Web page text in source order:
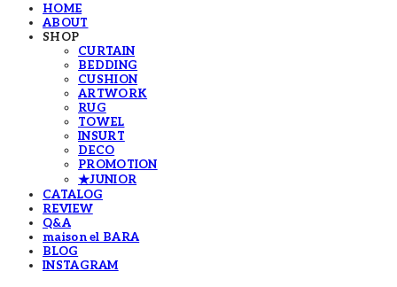
HOME
ABOUT
SHOP
CURTAIN
BEDDING
CUSHION
ARTWORK
RUG
TOWEL
INSURT
DECO
PROMOTION
★JUNIOR
CATALOG
REVIEW
Q&A
maison el BARA
BLOG
INSTAGRAM